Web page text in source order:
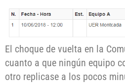
El choque de vuelta en la
cuanto a que ningún equipo
otro replicase a los pocos